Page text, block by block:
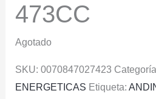
473CC
Agotado
SKU: 0070847027423
ENERGETICAS Etiqueta: